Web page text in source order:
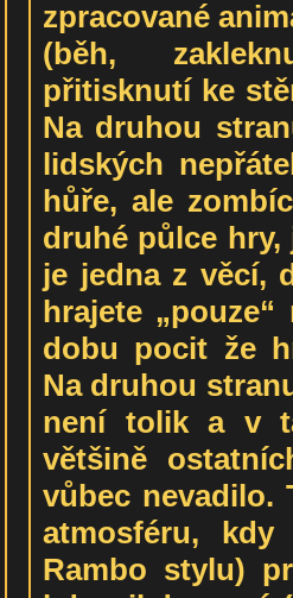
zpracované
(běh,
přitisknutí ke
Na druhou
lidských
hůře, ale
druhé půlce
je jedna z věcí,
hrajete
dobu pocit že
Na druhou
není tolik a v
většině
vůbec nevadilo.
atmosféru,
Rambo stylu)